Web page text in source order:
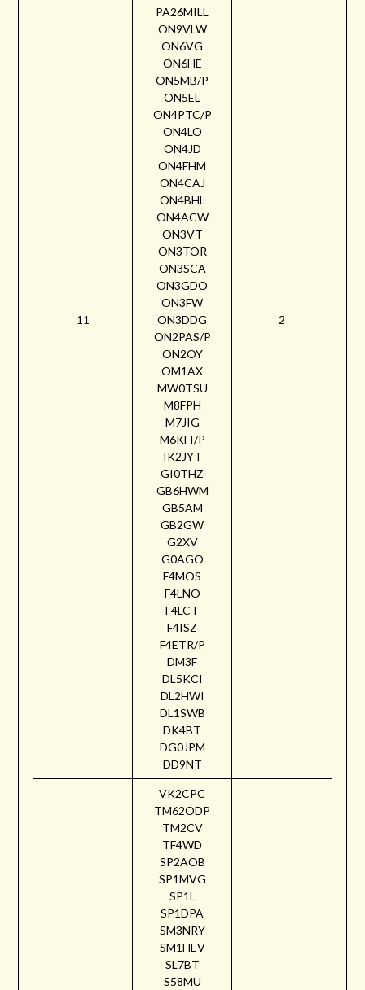
11
PA26MILL
ON9VLW
ON6VG
ON6HE
ON5MB/P
ON5EL
ON4PTC/P
ON4LO
ON4JD
ON4FHM
ON4CAJ
ON4BHL
ON4ACW
ON3VT
ON3TOR
ON3SCA
ON3GDO
ON3FW
ON3DDG
ON2PAS/P
ON2OY
OM1AX
MW0TSU
M8FPH
M7JIG
M6KFI/P
IK2JYT
GI0THZ
GB6HWM
GB5AM
GB2GW
G2XV
G0AGO
F4MOS
F4LNO
F4LCT
F4ISZ
F4ETR/P
DM3F
DL5KCI
DL2HWI
DL1SWB
DK4BT
DG0JPM
DD9NT
2
VK2CPC
TM62ODP
TM2CV
TF4WD
SP2AOB
SP1MVG
SP1L
SP1DPA
SM3NRY
SM1HEV
SL7BT
S58MU